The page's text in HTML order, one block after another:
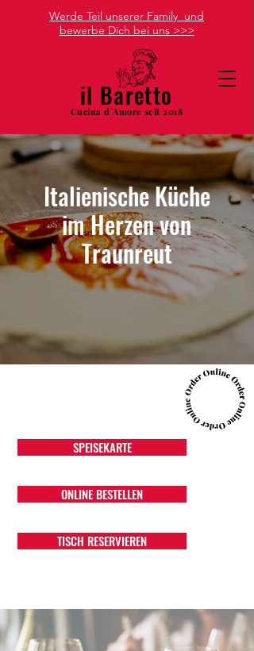
Werde Teil unserer Family und
bewerbe Dich bei uns >>>
il Baretto
Cucinad´Amore seit 2018
Italienische Küche
im Herzen von
Traunreut
SPEISEKARTE
ONLINE BESTELLEN
TISCH RESERVIEREN